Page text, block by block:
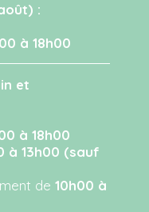
:
à 18h00
et
à 18h00
à 13h00 (sauf
de10h00 à